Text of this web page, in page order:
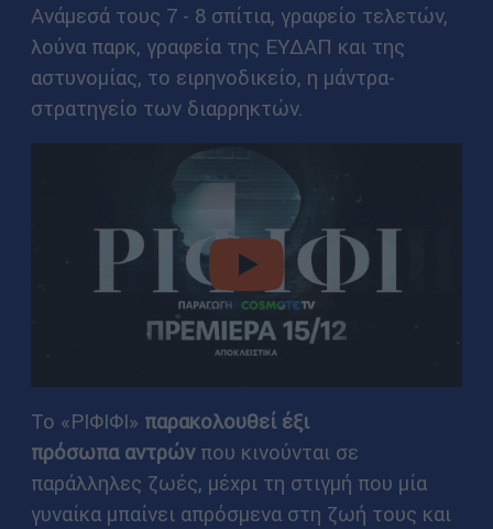
Ανάμεσά τους 7 - 8 σπίτια, γραφείο τελετών,
λούνα παρκ, γραφεία της ΕΥΔΑΠ και της
αστυνομίας, το ειρηνοδικείο, η μάντρα-
στρατηγείο των διαρρηκτών.
video
Το «ΡΙΦΙΦΙ» παρακολουθεί έξι
πρόσωπα αντρώνπου κινούνται σε
παράλληλες ζωές, μέχρι τη στιγμή που μία
γυναίκα μπαίνει απρόσμενα στη ζωή τους και